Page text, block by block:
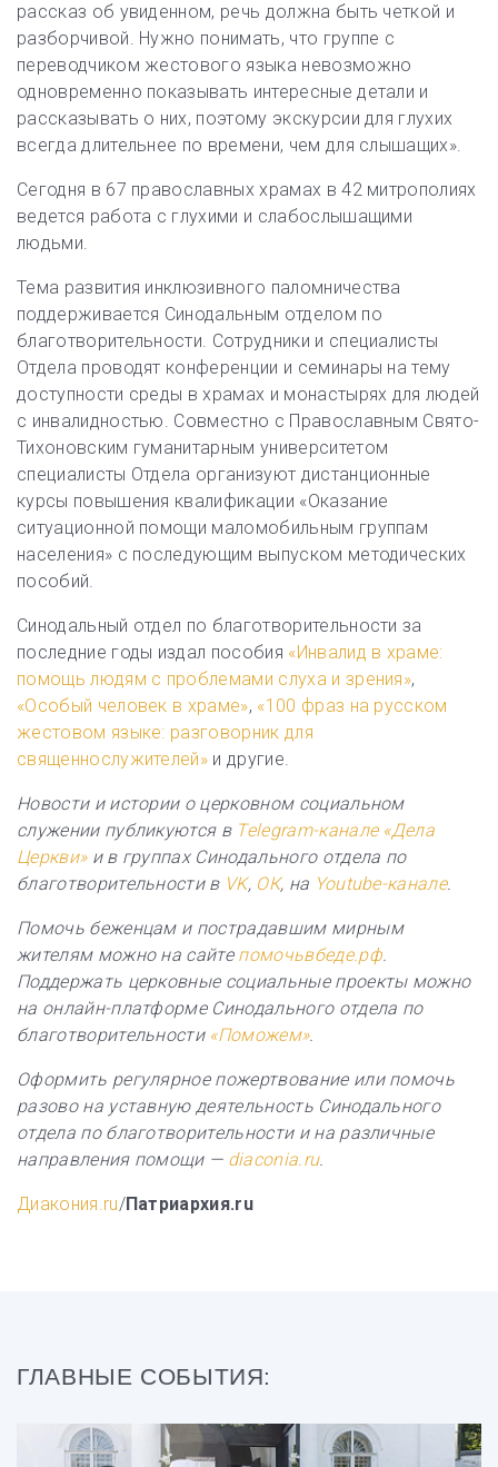
рассказ об увиденном, речь должна быть четкой и
разборчивой. Нужно понимать, что группе с
переводчиком жестового языка невозможно
одновременно показывать интересные детали и
рассказывать о них, поэтому экскурсии для глухих
всегда длительнее по времени, чем для слышащих».
Сегодня в 67 православных храмах в 42 митрополиях
ведется работа с глухими и слабослышащими
людьми.
Тема развития инклюзивного паломничества
поддерживается Синодальным отделом по
благотворительности. Сотрудники и специалисты
Отдела проводят конференции и семинары на тему
доступности среды в храмах и монастырях для людей
с инвалидностью. Совместно с Православным Свято-
Тихоновским гуманитарным университетом
специалисты Отдела организуют дистанционные
курсы повышения квалификации «Оказание
ситуационной помощи маломобильным группам
населения» с последующим выпуском методических
пособий.
Синодальный отдел по благотворительности за
последние годы издал пособия «Инвалид в храме:
помощь людям с проблемами слуха и зрения»,
«Особый человек в храме», «100 фраз на русском
жестовом языке: разговорник для
священнослужителей» и другие.
Новости и истории о церковном социальном
служении публикуются в Telegram-канале «Дела
Церкви»и в группах Синодального отдела по
благотворительности в VK, ОК, на Youtube-канале.
Помочь беженцам и пострадавшим мирным
жителям можно на сайте помочьвбеде.рф.
Поддержать церковные социальные проекты можно
на онлайн-платформе Синодального отдела по
благотворительности «Поможем».
Оформить регулярное пожертвование или помочь
разово на уставную деятельность Синодального
отдела по благотворительности и на различные
направления помощи — diaconia.ru.
Диакония.ru/Патриархия.ru
ГЛАВНЫЕ СОБЫТИЯ: